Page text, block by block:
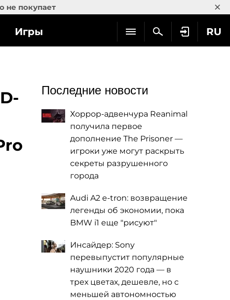
не покупает ×
RU
Игры
Последние новости
Хоррор-адвенчура Reanimal
получила первое
дополнение The Prisoner —
игроки уже могут раскрыть
секреты разрушенного
города
Audi A2 e-tron: возвращение
легенды об экономии, пока
BMW i1 еще "рисуют"
Инсайдер: Sony
перевыпустит популярные
наушники 2020 года — в
трех цветах, дешевле, но с
меньшей автономностью